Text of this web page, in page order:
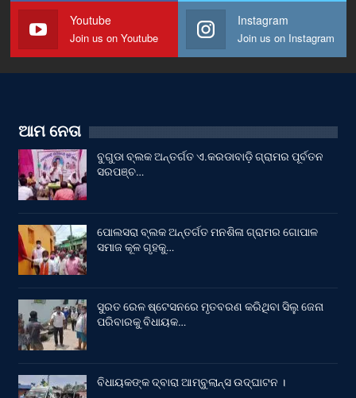
Youtube
Join us on Youtube
Instagram
Join us on Instagram
ଆମ ନେତା
ବୁଗୁଡା ବ୍ଲକ ଅନ୍ତର୍ଗତ ଏ.କରଡାବାଡ଼ି ଗ୍ରାମର ପୂର୍ବତନ
ସରପଞ୍ଚ…
ପୋଲସରା ବ୍ଲକ ଅନ୍ତର୍ଗତ ମନଶିଳା ଗ୍ରାମର ଗୋପାଳ
ସମାଜ କୂଳ ଗୃହକୁ…
ସୁରତ ରେଳ ଷ୍ଟେସନରେ ମୃତବରଣ କରିଥିବା ସିଲୁ ଜେନା
ପରିବାରକୁ ବିଧାୟକ…
ବିଧାୟକଙ୍କ ଦ୍ବାରା ଆମ୍ବୁଲାନ୍ସ ଉଦ୍‌ଘାଟନ ।